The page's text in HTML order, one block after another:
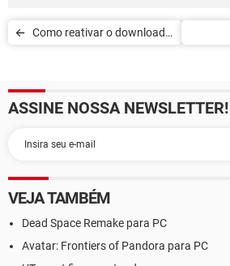
Como reativar o download
ASSINE NOSSA NEWSLETTER!
VEJA TAMBÉM
Dead Space Remake para PC
Avatar: Frontiers of Pandora para PC